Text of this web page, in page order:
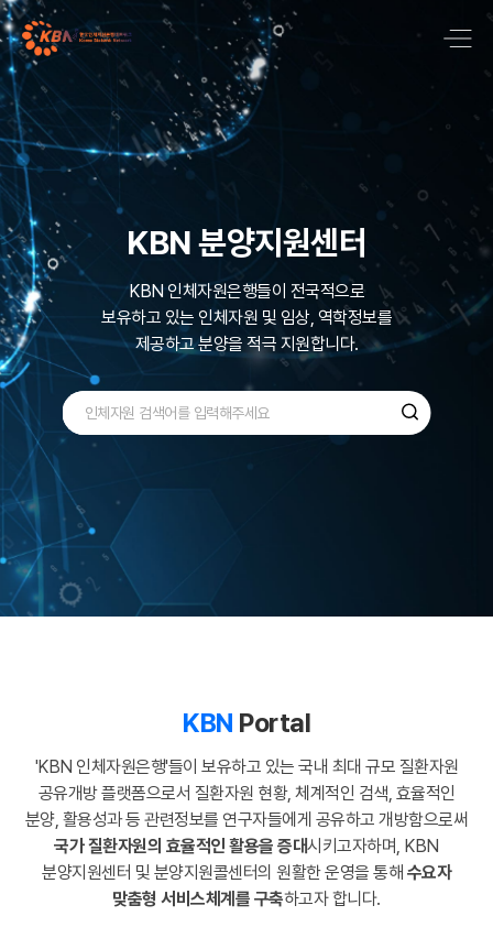
국내 최대 질병기반
바이오뱅크 네트워크
KBN은 국내 최대규모로 600,000명 이상의
다양한 검체인질병기반 인체자원을
수집, 관리 ,보유하고 있습니다.
KBN 분양지원센터
KBN 인체자원은행들이 전국적으로
보유하고 있는 인체자원 및 임상, 역학정보를
제공하고 분양을 적극 지원합니다.
KBN Portal
'KBN 인체자원은행'들이 보유하고 있는 국내 최대 규모 질환자원
공유개방 플랫폼으로서 질환자원 현황, 체계적인 검색, 효율적인
분양, 활용성과 등 관련정보를 연구자들에게 공유하고 개방함으로써
국가 질환자원의 효율적인 활용을 증대시키고자하며, KBN
분양지원센터 및 분양지원콜센터의 원활한 운영을 통해 수요자
맞춤형 서비스체계를 구축하고자 합니다.